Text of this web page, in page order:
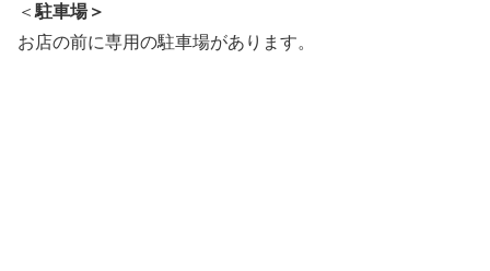
＜ 駐車場＞
お店の前に専用の駐車場があります。